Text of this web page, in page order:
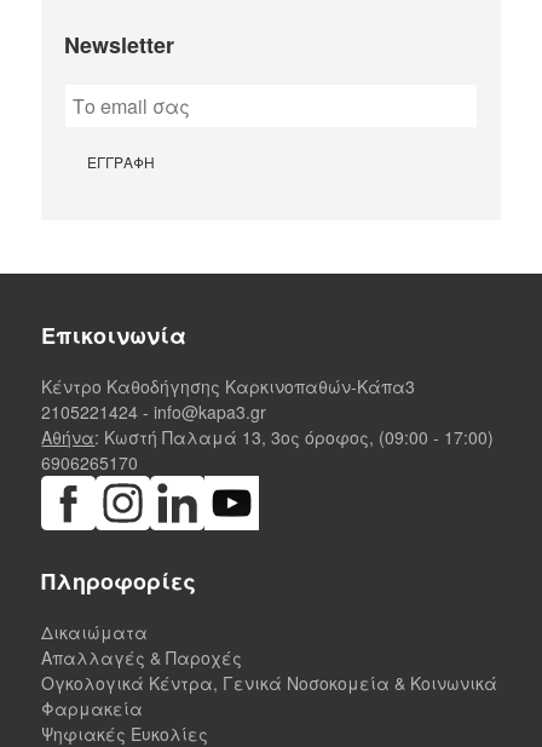
Newsletter
Επικοινωνία
Κέντρο Καθοδήγησης Καρκινοπαθών-Κάπα3
2105221424 - info@kapa3.gr
Αθήνα: Κωστή Παλαμά 13, 3ος όροφος, (09:00 - 17:00)
6906265170
Πληροφορίες
Δικαιώματα
Απαλλαγές & Παροχές
Ογκολογικά Κέντρα, Γενικά Νοσοκομεία & Κοινωνικά
Φαρμακεία
Ψηφιακές Ευκολίες